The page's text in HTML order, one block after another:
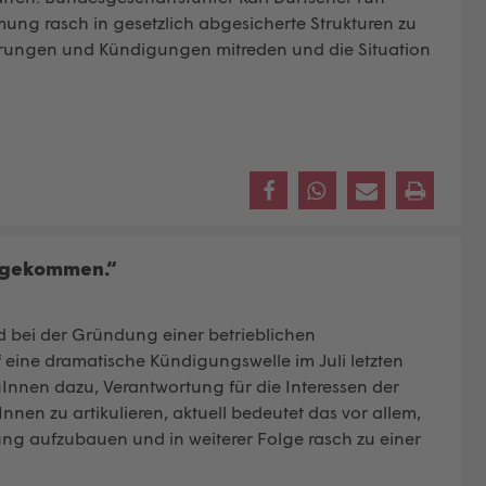
rasch in gesetzlich abgesicherte Strukturen zu
und Kündigungen mitreden und die Situation
bei der Gründung einer betrieblichen
dramatische Kündigungswelle im Juli letzten
dazu, Verantwortung für die Interessen der
zu artikulieren, aktuell bedeutet das vor allem,
aufzubauen und in weiterer Folge rasch zu einer